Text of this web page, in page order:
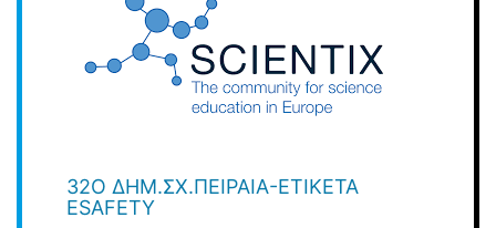
32O ΔΗΜ.ΣΧ.ΠΕΙΡΑΙΆ-ΕΤΙΚΈΤΑ
ESAFETY